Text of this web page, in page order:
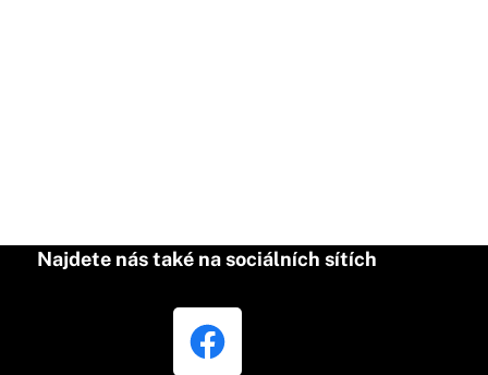
Najdete nás také na sociálních sítích